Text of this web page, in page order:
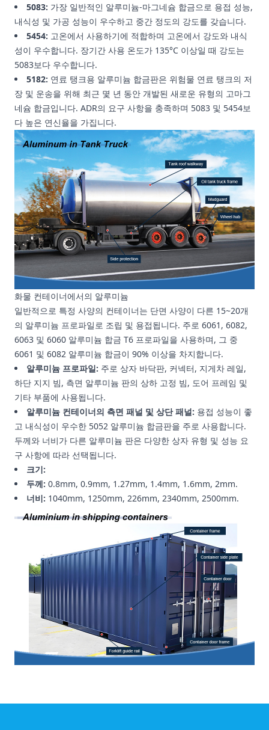
5083: 가장 일반적인 알루미늄-마그네슘 합금으로 용접 성능,
내식성 및 가공 성능이 우수하고 중간 정도의 강도를 갖습니다.
5454: 고온에서 사용하기에 적합하며 고온에서 강도와 내식
성이 우수합니다. 장기간 사용 온도가 135°C 이상일 때 강도는
5083보다 우수합니다.
5182: 연료 탱크용 알루미늄 합금판은 위험물 연료 탱크의 저
장 및 운송을 위해 최근 몇 년 동안 개발된 새로운 유형의 고마그
네슘 합금입니다. ADR의 요구 사항을 충족하며 5083 및 5454보
다 높은 연신율을 가집니다.
화물 컨테이너에서의 알루미늄
일반적으로 특정 사양의 컨테이너는 단면 사양이 다른 15~20개
의 알루미늄 프로파일로 조립 및 용접됩니다. 주로 6061, 6082,
6063 및 6060 알루미늄 합금 T6 프로파일을 사용하며, 그 중
6061 및 6082 알루미늄 합금이 90% 이상을 차지합니다.
알루미늄 프로파일: 주로 상자 바닥판, 커넥터, 지게차 레일,
하단 지지 빔, 측면 알루미늄 판의 상하 고정 빔, 도어 프레임 및
기타 부품에 사용됩니다.
알루미늄 컨테이너의 측면 패널 및 상단 패널: 용접 성능이 좋
고 내식성이 우수한 5052 알루미늄 합금판을 주로 사용합니다.
두께와 너비가 다른 알루미늄 판은 다양한 상자 유형 및 성능 요
구 사항에 따라 선택됩니다.
크기:
두께: 0.8mm, 0.9mm, 1.27mm, 1.4mm, 1.6mm, 2mm.
너비: 1040mm, 1250mm, 226mm, 2340mm, 2500mm.